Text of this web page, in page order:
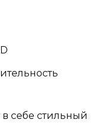
в себе стильный